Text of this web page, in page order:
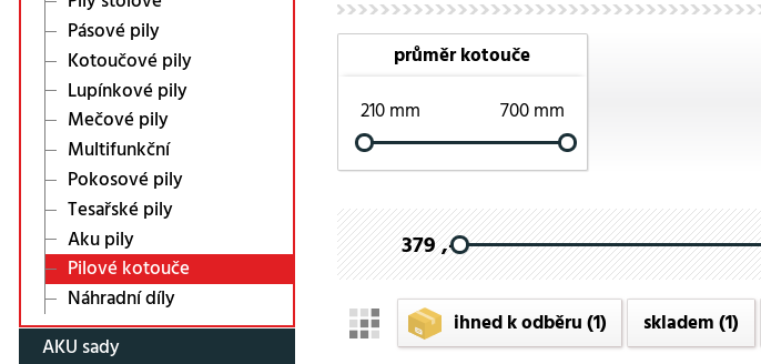
Pásové pily
Kotoučové pily
Lupínkové pily
Mečové pily
Multifunkční
Pokosové pily
Tesařské pily
Aku pily
Pilové kotouče
Náhradní díly
AKU sady
průměr kotouče
210 mm
700 mm
379 ,-
ihned k odběru(1) skladem(1)